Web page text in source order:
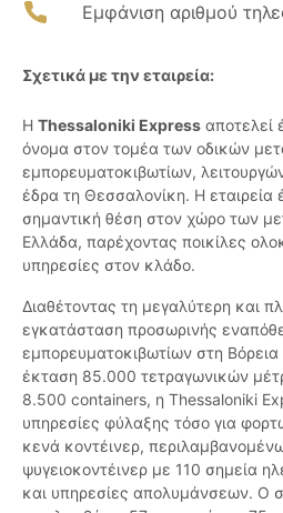
Εμφάνιση αριθμού
Σχετικά με την εταιρεία:
Η Thessaloniki Express αποτελεί
όνομα στον τομέα των οδικών
εμπορευματοκιβωτίων,
έδρα τη Θεσσαλονίκη. Η εταιρεία
σημαντική θέση στον χώρο των
Ελλάδα, παρέχοντας ποικίλες
υπηρεσίες στον κλάδο.
Διαθέτοντας τη μεγαλύτερη και
εγκατάσταση προσωρινής
εμπορευματοκιβωτίων στη
έκταση 85.000 τετραγωνικών
8.500 containers, η Thessaloniki
υπηρεσίες φύλαξης τόσο για
κενά κοντέινερ,
ψυγειοκοντέινερ με 110 σημεία
και υπηρεσίες απολυμάνσεων. Ο